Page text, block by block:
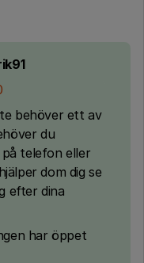
behöver ett av
du
telefon eller
dom dig se
efter dina
har öppet